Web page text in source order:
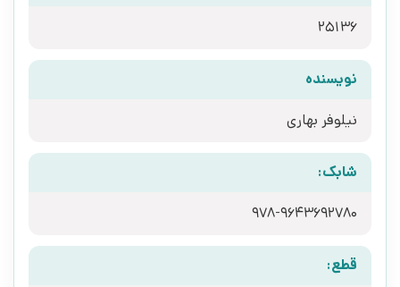
25136
نویسنده
نیلوفر بهاری
شابک:
978-9643692780
قطع: